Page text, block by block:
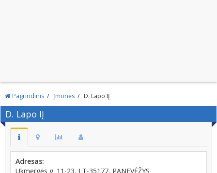
Pagrindinis Įmonės D. Lapo IĮ
D. Lapo IĮ
Adresas:
Ukmergės g. 11-23, LT-35177, PANEVĖŽYS